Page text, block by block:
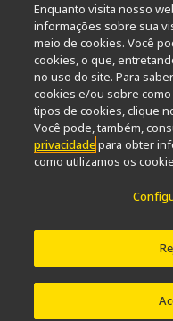
Nikon Microscopes
Popular Links
Últimas notícias e
Resolution Calculator
Nikon Small World
Outros produtos
Produtos de imagem
Sistemas de litografia
Sistemas de litografia
Enquanto visita nosso
informações sobre sua
meio de cookies. Você
cookies, o que,
no uso do site. Para
cookies e/ou sobre
tipos de cookies, clique
Você pode, também,
privacidadepara obter
como utilizamos os